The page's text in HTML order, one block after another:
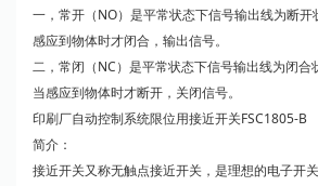
一，常开（NO）是平常状态下信号输出线为断开
感应到物体时才闭合，输出信号。
二，常闭（NC）是平常状态下信号输出线为闭合
当感应到物体时才断开，关闭信号。
印刷厂自动控制系统限位用接近开关FSC1805-B
简介：
接近开关又称无触点接近开关，是理想的电子开